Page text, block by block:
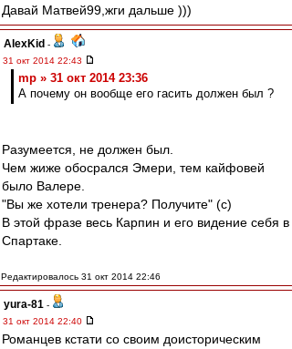
Давай Матвей99,жги дальше )))
AlexKid -
31 окт 2014 22:43
mp » 31 окт 2014 23:36
А почему он вообще его гасить должен был ?
Разумеется, не должен был.
Чем жиже обосрался Эмери, тем кайфовей
было Валере.
"Вы же хотели тренера? Получите" (c)
В этой фразе весь Карпин и его видение себя в
Спартаке.
Редактировалось 31 окт 2014 22:46
yura-81 -
31 окт 2014 22:40
Романцев кстати со своим доисторическим